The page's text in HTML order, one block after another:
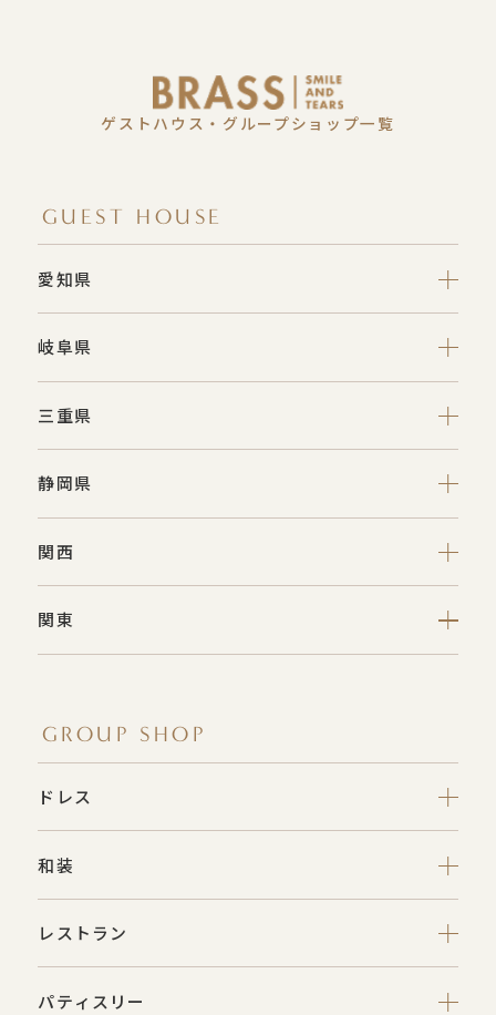
ゲストハウス・グループショップ一覧
GUEST HOUSE
愛知県
岐阜県
三重県
静岡県
関西
関東
GROUP SHOP
ドレス
和装
レストラン
パティスリー